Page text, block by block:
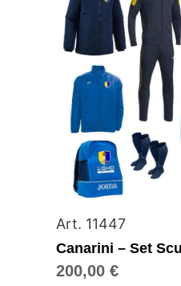
Art. 11447
Canarini – Set
200,00€